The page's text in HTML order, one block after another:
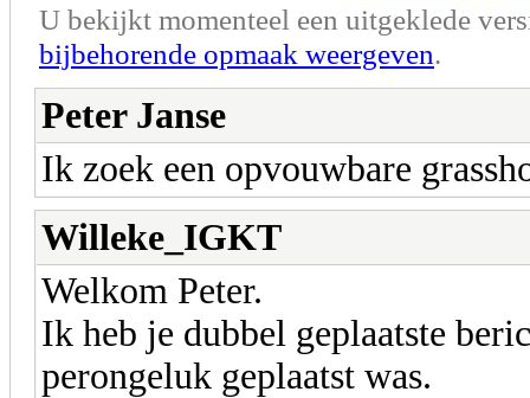
U bekijkt momenteel een uitgeklede
bijbehorende opmaak weergeven.
Peter Janse
Ik zoek een opvouwbare
Willeke_IGKT
Welkom Peter.
Ik heb je dubbel geplaatste
perongeluk geplaatst was.